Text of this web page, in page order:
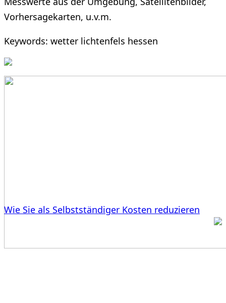
Vorhersagekarten, u.v.m.
Keywords: wetter lichtenfels hessen
Wie Sie als Selbstständiger Kosten reduzieren